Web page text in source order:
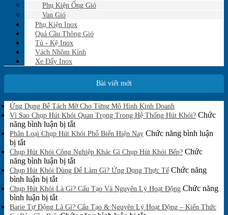
Phụ Kiện Ống Gió
Van Gió
Phụ Kiện Inox
Quả Cầu Thông Gió
Tủ - Kệ Inox
Vách Nhôm Kính
Xe Đẩy Inox
Bài viết mới
Ứng Dụng Bể Tách Mỡ Cho Từng Mô Hình Kinh Doanh
có
bình
luận
ở
Dụng
Tách
Cho
Từng
Hình
Vì Sao Chụp Hút Khói Quan Trọng Trong Hệ Thống Hút Khói? Chức
năng bình luận bị tắtở
Vì
Chụp
Hút
Khói
Trọng
Hệ
Phân Loại Chụp Hút Khói Phổ Biến Hiện Nay Chức năng bình luận
bị tắtở
Phân
Loại
Chụp
Hút
Khói
Phổ
Biến
Chụp Hút Khói Công Nghiệp Khác Gì Chụp Hút Khói Bếp? Chức
năng bình luận bị tắtở
Chụp
Khói
Nghiệp
Chụp Hút Khói Dùng Để Làm Gì? Ứng Dụng Thực Tế Chức năng
bình luận bị tắtở
Chụp
Hút
Khói
Chụp Hút Khói Là Gì? Cấu Tạo Và Nguyên Lý Hoạt Động Chức năng
bình luận bị tắtở
Chụp
Barie Tự Động Là Gì? Cấu Tạo & Nguyên Lý Hoạt Động – Kiến Thức